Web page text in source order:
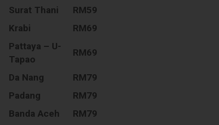
Surat Thani
RM59
Krabi
RM69
Pattaya – U-
Tapao
RM69
Da Nang
RM79
Padang
RM79
Banda Aceh
RM79